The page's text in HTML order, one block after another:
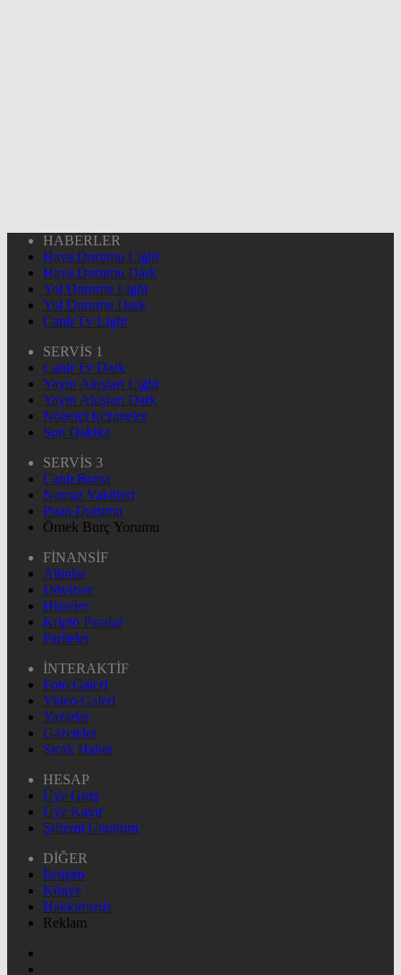
HABERLER
Hava Durumu Light
Hava Durumu Dark
Yol Durumu Light
Yol Durumu Dark
Canlı Tv Light
SERVİS 1
Canlı Tv Dark
Yayın Akışları Light
Yayın Akışları Dark
Nöbetçi Eczaneler
Son Dakika
SERVİS 3
Canlı Borsa
Namaz Vakitleri
Puan Durumu
Örnek Burç Yorumu
FİNANSİF
Altınlar
Dövizler
Hisseler
Kripto Paralar
Pariteler
İNTERAKTİF
Foto Galeri
Video Galeri
Yazarlar
Gazeteler
Sıcak Haber
HESAP
Üye Giriş
Üye Kayıt
Şifremi Unuttum
DİĞER
İletişim
Künye
Hakkımızda
Reklam